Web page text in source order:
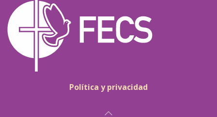
Política y privacidad